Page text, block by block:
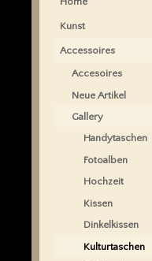
Kunst
Accessoires
Accesoires
Neue Artikel
Gallery
Handytaschen
Fotoalben
Hochzeit
Kissen
Dinkelkissen
Kulturtaschen